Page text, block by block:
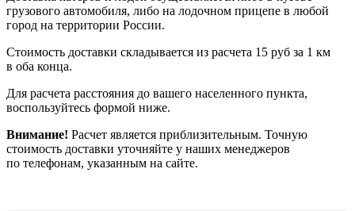
грузового автомобиля, либо на лодочном прицепе в любой
город на территории России.
Стоимость доставки складывается из расчета 15 руб за 1 км
в оба конца.
Для расчета расстояния до вашего населенного пункта,
воспользуйтесь формой ниже.
Внимание! Расчет является приблизительным. Точную
стоимость доставки уточняйте у наших менеджеров
по телефонам, указанным на сайте.